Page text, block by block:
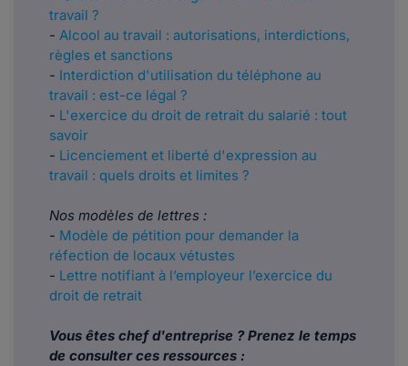
travail ?
- Alcool au travail : autorisations, interdictions,
règles et sanctions
- Interdiction d'utilisation du téléphone au
travail : est-ce légal ?
- L'exercice du droit de retrait du salarié : tout
savoir
- Licenciement et liberté d'expression au
travail : quels droits et limites ?
Nos modèles de lettres :
- Modèle de pétition pour demander la
réfection de locaux vétustes
- Lettre notifiant à l’employeur l’exercice du
droit de retrait
Vous êtes chef d'entreprise ? Prenez le temps
de consulter ces ressources :